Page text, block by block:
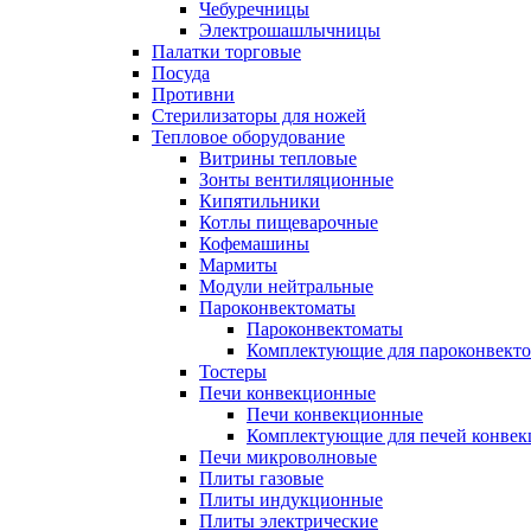
Чебуречницы
Электрошашлычницы
Палатки торговые
Посуда
Противни
Стерилизаторы для ножей
Тепловое оборудование
Витрины тепловые
Зонты вентиляционные
Кипятильники
Котлы пищеварочные
Кофемашины
Мармиты
Модули нейтральные
Пароконвектоматы
Пароконвектоматы
Комплектующие для
Тостеры
Печи конвекционные
Печи конвекционные
Комплектующие для печей
Печи микроволновые
Плиты газовые
Плиты индукционные
Плиты электрические